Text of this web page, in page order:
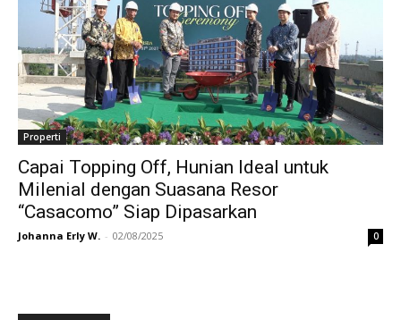
Properti
Capai Topping Off, Hunian Ideal untuk
Milenial dengan Suasana Resor
“Casacomo” Siap Dipasarkan
Johanna Erly W. - 02/08/2025 0